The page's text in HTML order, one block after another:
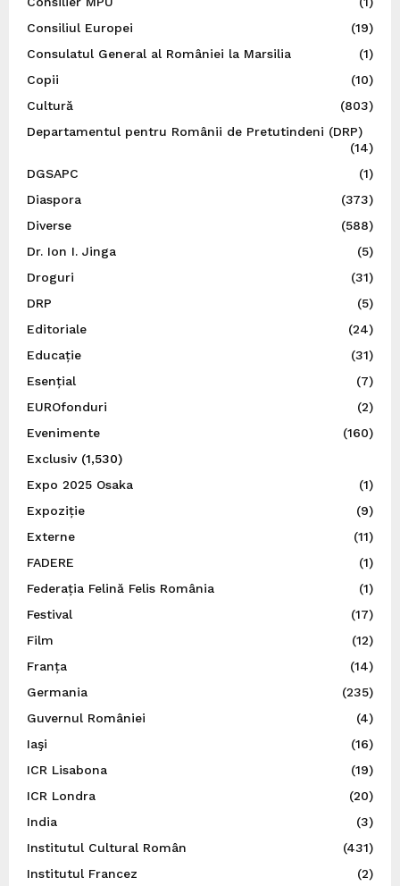
Consiliul Europei
(19)
Consulatul General al României la Marsilia
(1)
Copii
(10)
Cultură
(803)
Departamentul pentru Românii de Pretutindeni (DRP)
(14)
DGSAPC
(1)
Diaspora
(373)
Diverse
(588)
Dr. Ion I. Jinga
(5)
Droguri
(31)
DRP
(5)
Editoriale
(24)
Educație
(31)
Esențial
(7)
EUROfonduri
(2)
Evenimente
(160)
Exclusiv(1,530)
Expo 2025 Osaka
(1)
Expoziție
(9)
Externe
(11)
FADERE
(1)
Federația Felină Felis România
(1)
Festival
(17)
Film
(12)
Franța
(14)
Germania
(235)
Guvernul României
(4)
Iaşi
(16)
ICR Lisabona
(19)
ICR Londra
(20)
India
(3)
Institutul Cultural Român
(431)
Institutul Francez
(2)